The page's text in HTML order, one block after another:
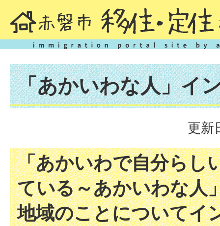
「あかいわな人」イ
更新
「あかいわで自分らし
ている～あかいわな人
地域のことについてイ